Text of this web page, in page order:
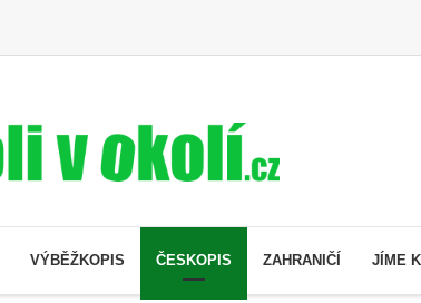
VÝBĚŽKOPIS ČESKOPIS ZAHRANIČÍ JÍME